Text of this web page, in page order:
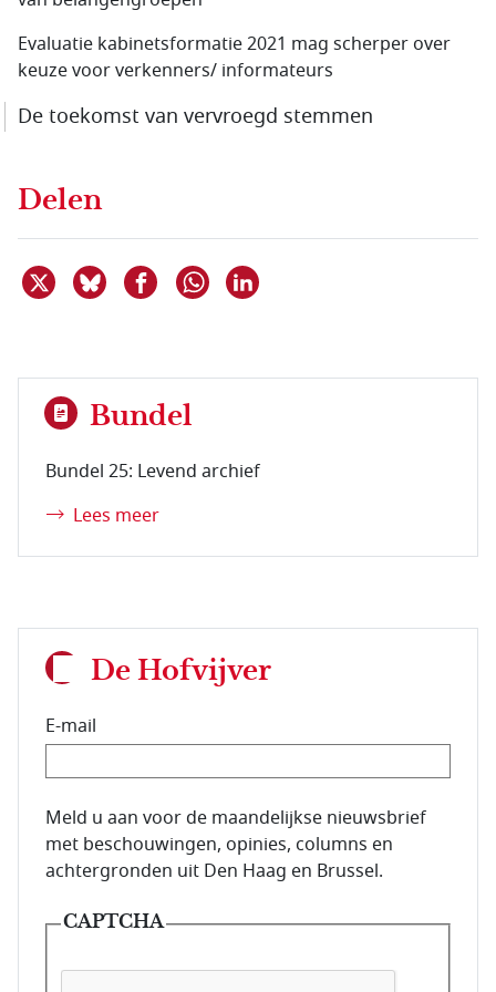
Evaluatie kabinetsformatie 2021 mag scherper over
keuze voor verkenners/ informateurs
De toekomst van vervroegd stemmen
Delen
Deel dit item op X
Deel dit item op Bluesky
Deel dit item op Facebook
Delen via WhatsApp
Bundel
Bundel 25: Levend archief
Lees meer
De Hofvijver
E-mail
E-mailadres van de abonnee.
Meld u aan voor de maandelijkse nieuwsbrief
met beschouwingen, opinies, columns en
achtergronden uit Den Haag en Brussel.
CAPTCHA